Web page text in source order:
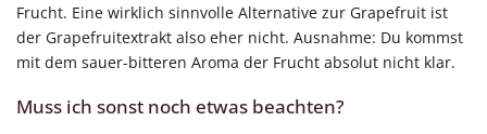
Frucht. Eine wirklich sinnvolle Alternative zur Grapefruit ist
der Grapefruitextrakt also eher nicht. Ausnahme: Du kommst
mit dem sauer-bitteren Aroma der Frucht absolut nicht klar.
Muss ich sonst noch etwas beachten?